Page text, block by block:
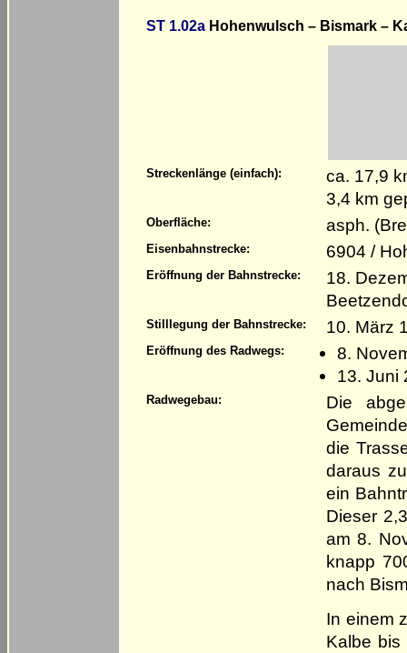
ST 1.02a Hohenwulsch – Bismark –
Streckenlänge (einfach):
ca. 17,9
3,4 km
Oberfläche: asph.
Eisenbahnstrecke: 6904 /
Eröffnung der Bahnstrecke:
18.
Stilllegung der Bahnstrecke: 10. März
Eröffnung des Radwegs:
8.
13. Juni
Radwegebau:
Die
die
daraus
ein
Dieser
am 8.
knapp
nach
In einem
Kalbe bis